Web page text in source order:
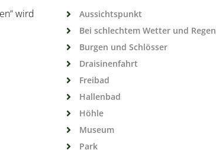
wird
Aussichtspunkt
Bei schlechtem Wetter und Regen
Burgen und Schlösser
Draisinenfahrt
Freibad
Hallenbad
Höhle
Museum
Park